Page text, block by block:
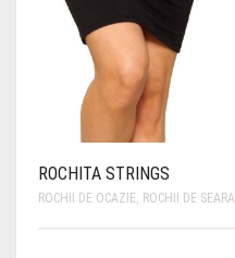
ROCHITA STRINGS
ROCHII DE OCAZIE ROCHII DE SEARA